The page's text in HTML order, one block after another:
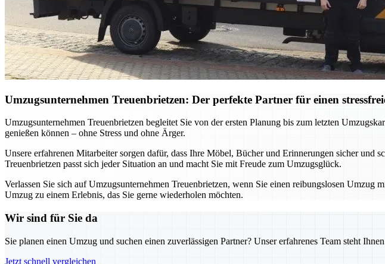
Umzugsunternehmen Treuenbrietzen: Der perfekte Partner für einen
Umzugsunternehmen Treuenbrietzen begleitet Sie von der ersten Planung bis zum letzten
genießen können – ohne Stress und ohne Ärger.
Unsere erfahrenen Mitarbeiter sorgen dafür, dass Ihre Möbel, Bücher und Erinnerungen sicher
Treuenbrietzen passt sich jeder Situation an und macht Sie mit Freude zum Umzugsglück.
Verlassen Sie sich auf Umzugsunternehmen Treuenbrietzen, wenn Sie einen reibungslosen
Umzug zu einem Erlebnis, das Sie gerne wiederholen möchten.
Wir sind für Sie da
Sie planen einen Umzug und suchen einen zuverlässigen Partner? Unser erfahrenes Team steht
Jetzt schnell vergleichen